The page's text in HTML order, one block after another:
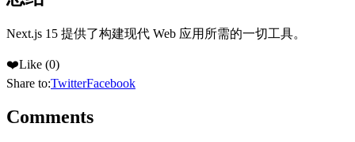
Next.js 15 提供了构建现代 Web 应用所需的一切工具。
❤️Like (0)
Share to:TwitterFacebook
Comments